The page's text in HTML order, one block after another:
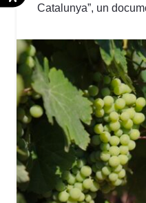
Catalunya”, un